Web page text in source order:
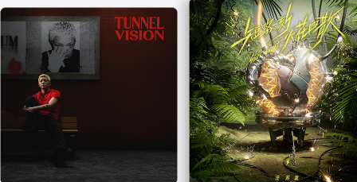
口
中
打
开)